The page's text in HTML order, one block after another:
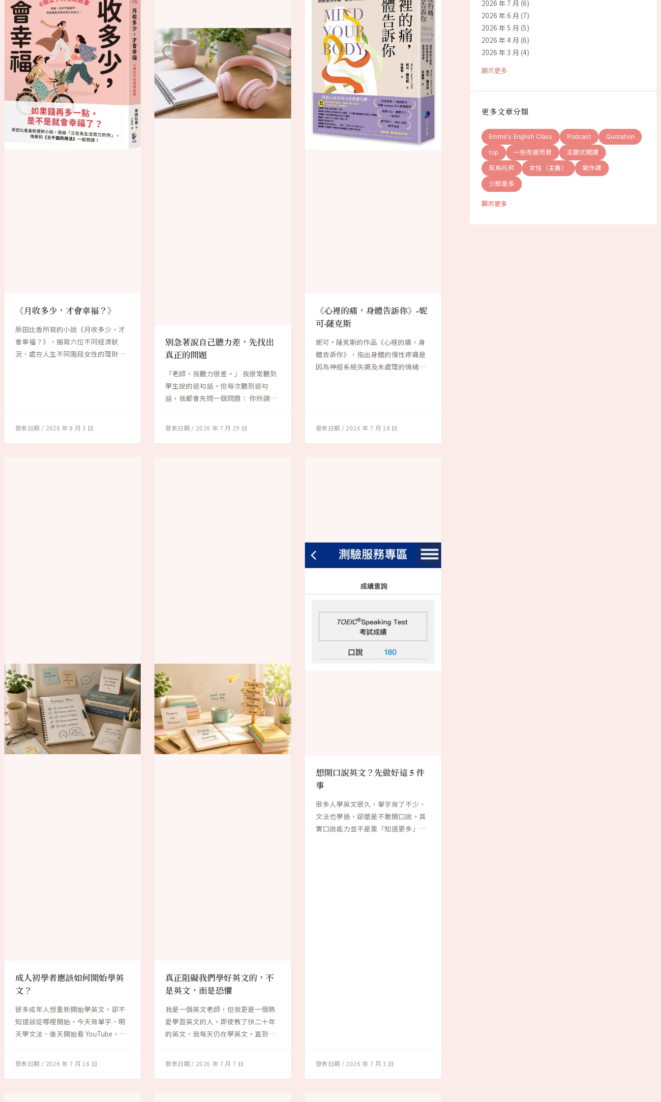
《月收多少，才會幸福？》
原田比香所寫的小說《月收多少，才
會幸福？》，描寫六位不同經濟狀
況、處在人生不同階段女性的理財故
2026 年 8 月 3 日
別急著說自己聽力差，先找出
真正的問題
「老師，我聽力很差。」 我很常聽到
學生說的這句話。但每次聽到這句
話，我都會先問一個問題： 你所謂的
2026 年 7 月 29 日
《心裡的痛，身體告訴你》-妮
可·薩克斯
妮可·薩克斯的作品《心裡的痛，身
體告訴你》，指出身體的慢性疼痛是
因為神經系統失調及未處理的情緒而
2026 年 7 月 18 日
成人初學者應該如何開始學英
文？
很多成年人想重新開始學英文，卻不
知道該從哪裡開始。今天背單字、明
天學文法、後天開始看 YouTube，學
2026 年 7 月 16 日
真正阻礙我們學好英文的，不
是英文，而是恐懼
我是一個英文老師，但我更是一個熱
愛學習英文的人。即使教了快二十年
的英文，我每天仍在學英文。直到今
2026 年 7 月 7 日
想開口說英文？先做好這 5 件
事
很多人學英文很久，單字背了不少、
文法也學過，卻還是不敢開口說。其
實口說能力並不是靠「知道更多」就
2026 年 7 月 3 日
2026 年 7 月 (6)
2026 年 6 月 (7)
2026 年 5 月 (5)
2026 年 4 月 (6)
2026 年 3 月 (4)
顯示更多
更多文章分類
Emma's English Class Podcast Quotation
top 一些有感而發 主題式閱讀
反烏托邦 女性（主義） 寫作課
少即是多
顯示更多